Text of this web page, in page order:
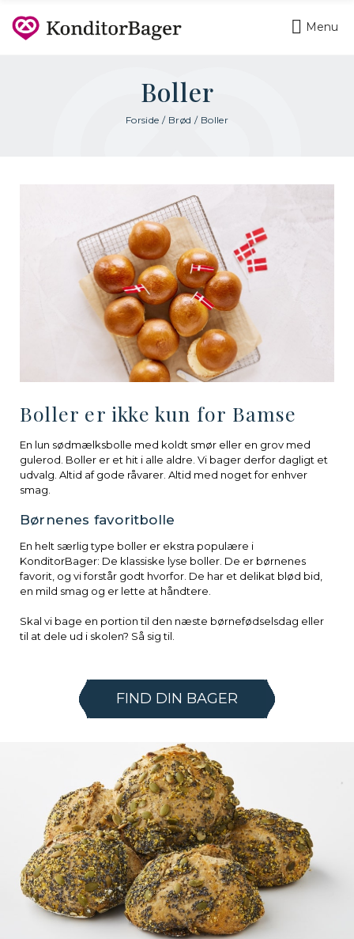
Menu
Boller
Forside / Brød / Boller
Boller er ikke kun for Bamse
En lun sødmælksbolle med koldt smør eller en grov med
gulerod. Boller er et hit i alle aldre. Vi bager derfor dagligt et
udvalg. Altid af gode råvarer. Altid med noget for enhver
smag.
Børnenes favoritbolle
En helt særlig type boller er ekstra populære i
KonditorBager: De klassiske lyse boller. De er børnenes
favorit, og vi forstår godt hvorfor. De har et delikat blød bid,
en mild smag og er lette at håndtere.
Skal vi bage en portion til den næste børnefødselsdag eller
til at dele ud i skolen? Så sig til.
FIND DIN BAGER